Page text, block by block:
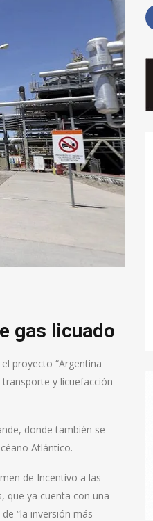
gas licuado
proyecto “Argentina
transporte y licuefacción
donde también se
Atlántico.
de Incentivo a las
que ya cuenta con una
“la inversión más